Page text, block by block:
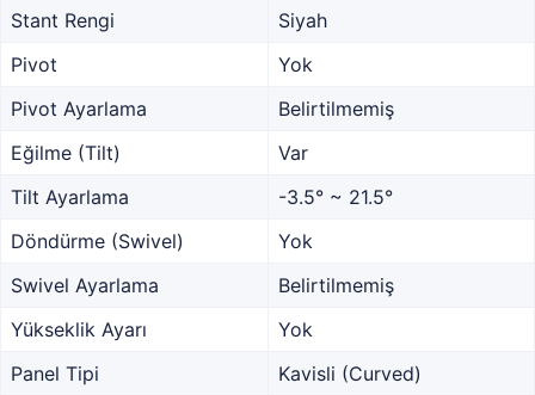
Stant Rengi
Siyah
Pivot
Yok
Pivot Ayarlama
Belirtilmemiş
Eğilme (Tilt)
Var
Tilt Ayarlama
-3.5° ~ 21.5°
Döndürme (Swivel)
Yok
Swivel Ayarlama
Belirtilmemiş
Yükseklik Ayarı
Yok
Panel Tipi
Kavisli (Curved)